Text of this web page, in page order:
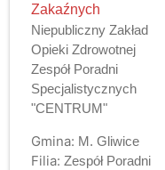
Zakaźnych
Niepubliczny Zakład
Opieki Zdrowotnej
Zespół Poradni
Specjalistycznych
"CENTRUM"
Gmina: M. Gliwice
Filia: Zespół Poradni